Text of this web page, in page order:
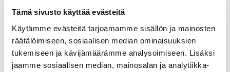
Tämä sivusto käyttää evästeitä
Käytämme evästeitä tarjoamamme sisällön ja mainosten
räätälöimiseen, sosiaalisen median ominaisuuksien
tukemiseen ja kävijämäärämme analysoimiseen. Lisäksi
jaamme sosiaalisen median, mainosalan ja analytiikka-
Holopainen Minna
Valvontaeläinlääkäri